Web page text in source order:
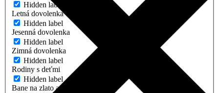
Hidden label
Letná dovolenka
Hidden label
Jesenná dovolenka
Hidden label
Zimná dovolenka
Hidden label
Rodiny s deťmi
Hidden label
Bane na zlato a striebro